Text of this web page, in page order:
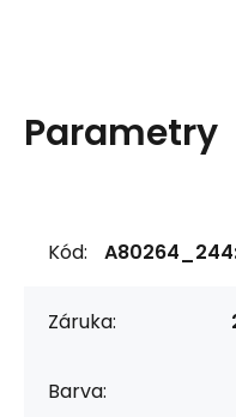
Parametry
Kód:
Záruka:
Barva: